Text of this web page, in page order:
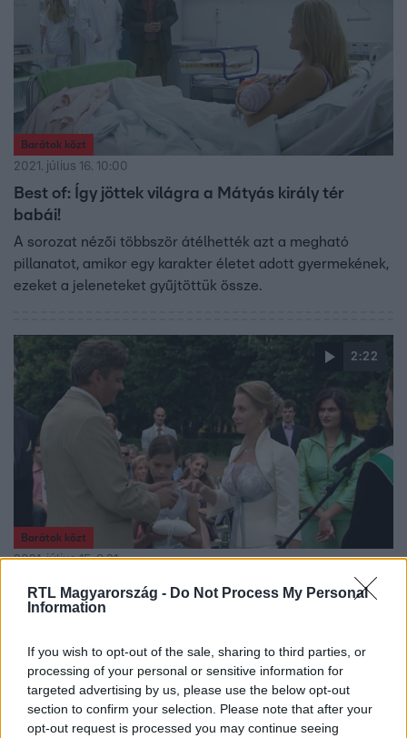
RTL Magyarország - Do Not Process My Personal
Information
If you wish to opt-out of the sale, sharing to third parties, or
processing of your personal or sensitive information for
targeted advertising by us, please use the below opt-out
section to confirm your selection. Please note that after your
opt-out request is processed you may continue seeing
Barátok közt
2021. július 16. 10:00
Best of: Így jöttek világra a Mátyás király tér
babái!
A sorozat nézői többször átélhették azt a megható
pillanatot, amikor egy karakter életet adott gyermekének,
ezeket a jeleneteket gyűjtöttük össze.
2:22
Barátok közt
2021. július 15. 9:31
Best of: Így fogadtak örök hűséget egymásnak a
sorozat szerelmesei!
mikor egymás előtt kimondták a boldogító igent! Ezek
voltak az elmúlt 23 év legromantikusabb pillanatai!